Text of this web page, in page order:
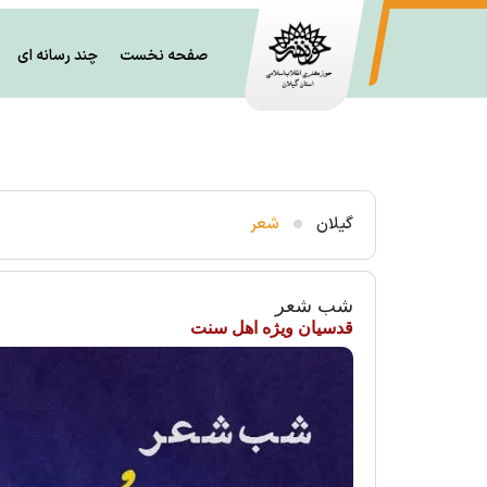
صفحه نخست چند رسانه ای
گیلان شعر
شب شعر
قدسیان ویژه اهل سنت